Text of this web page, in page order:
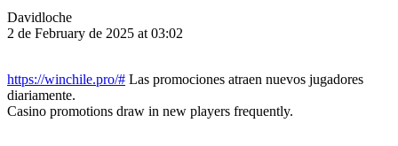
Davidloche
2 de February de 2025 at 03:02
https://winchile.pro/# Las promociones atraen nuevos jugadores
diariamente.
Casino promotions draw in new players frequently.